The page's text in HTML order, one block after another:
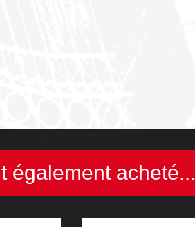
également acheté...